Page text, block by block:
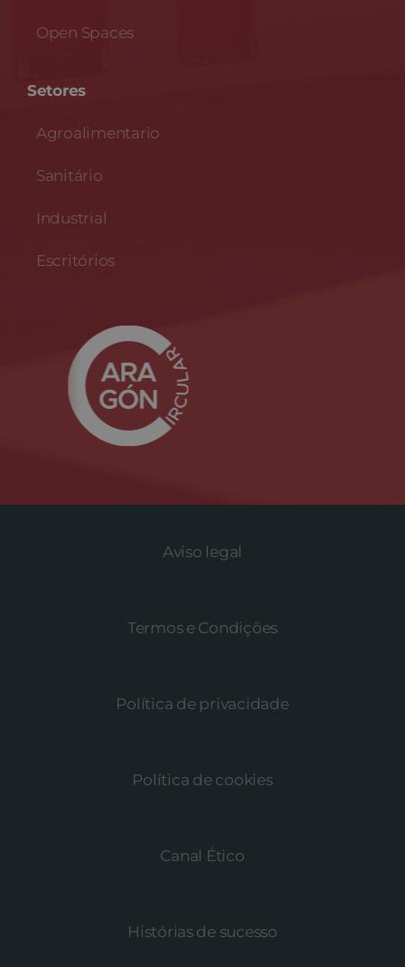
Open Spaces
Setores
Agroalimentario
Sanitário
Industrial
Escritórios
Aviso legal
Termos e Condições
Política de privacidade
Política de cookies
Canal Ético
Histórias de sucesso